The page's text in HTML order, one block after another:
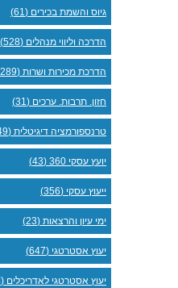
גיוס והשמת בכירים (61)
הדרכה וליווי מנהלים (528)
הדרכת מכירות ושרות (289)
חזון. תרבות. ערכים (31)
טרנספורמציה דיגיטלית (149)
יועץ עסקי 360 (43)
ייעוץ עסקי (356)
ימי עיון והרצאות (23)
יעוץ אסטרטגי (647)
יעוץ אסטרטגי לאדריכלים (18)